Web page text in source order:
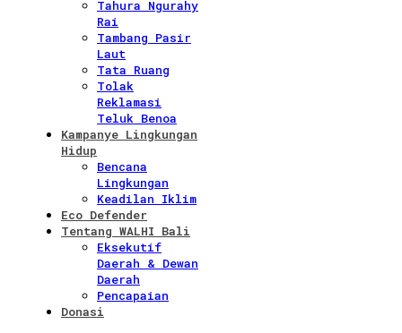
Tahura Ngurahy
Rai
Tambang Pasir
Laut
Tata Ruang
Tolak
Reklamasi
Teluk Benoa
Kampanye Lingkungan
Hidup
Bencana
Lingkungan
Keadilan Iklim
Eco Defender
Tentang WALHI Bali
Eksekutif
Daerah & Dewan
Daerah
Pencapaian
Donasi